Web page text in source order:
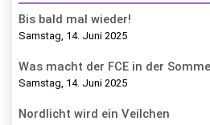
Bis bald mal wieder!
Samstag, 14. Juni 2025
Was macht der FCE in der
Samstag, 14. Juni 2025
Nordlicht wird ein Veilchen